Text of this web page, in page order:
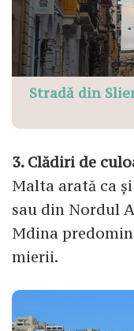
Stradă din
3. Clădiri de
Malta arată ca
sau din Nordul
Mdina
mierii.